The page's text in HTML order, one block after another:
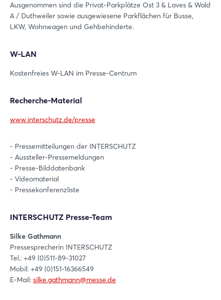
Ausgenommen sind die Privat-Parkplätze Ost 3 & Laves & Wald
A / Duthweiler sowie ausgewiesene Parkflächen für Busse,
LKW, Wohnwagen und Gehbehinderte.
W-LAN
Kostenfreies W-LAN im Presse-Centrum
Recherche-Material
www.interschutz.de/presse
- Pressemitteilungen der INTERSCHUTZ
- Aussteller-Pressemeldungen
- Presse-Bilddatenbank
- Videomaterial
- Pressekonferenzliste
INTERSCHUTZ Presse-Team
Silke Gathmann
Pressesprecherin INTERSCHUTZ
Tel.: +49 (0)511-89-31027
Mobil: +49 (0)151-16366549
E-Mail: silke.gathmann@messe.de
Login
Jetzt registrieren